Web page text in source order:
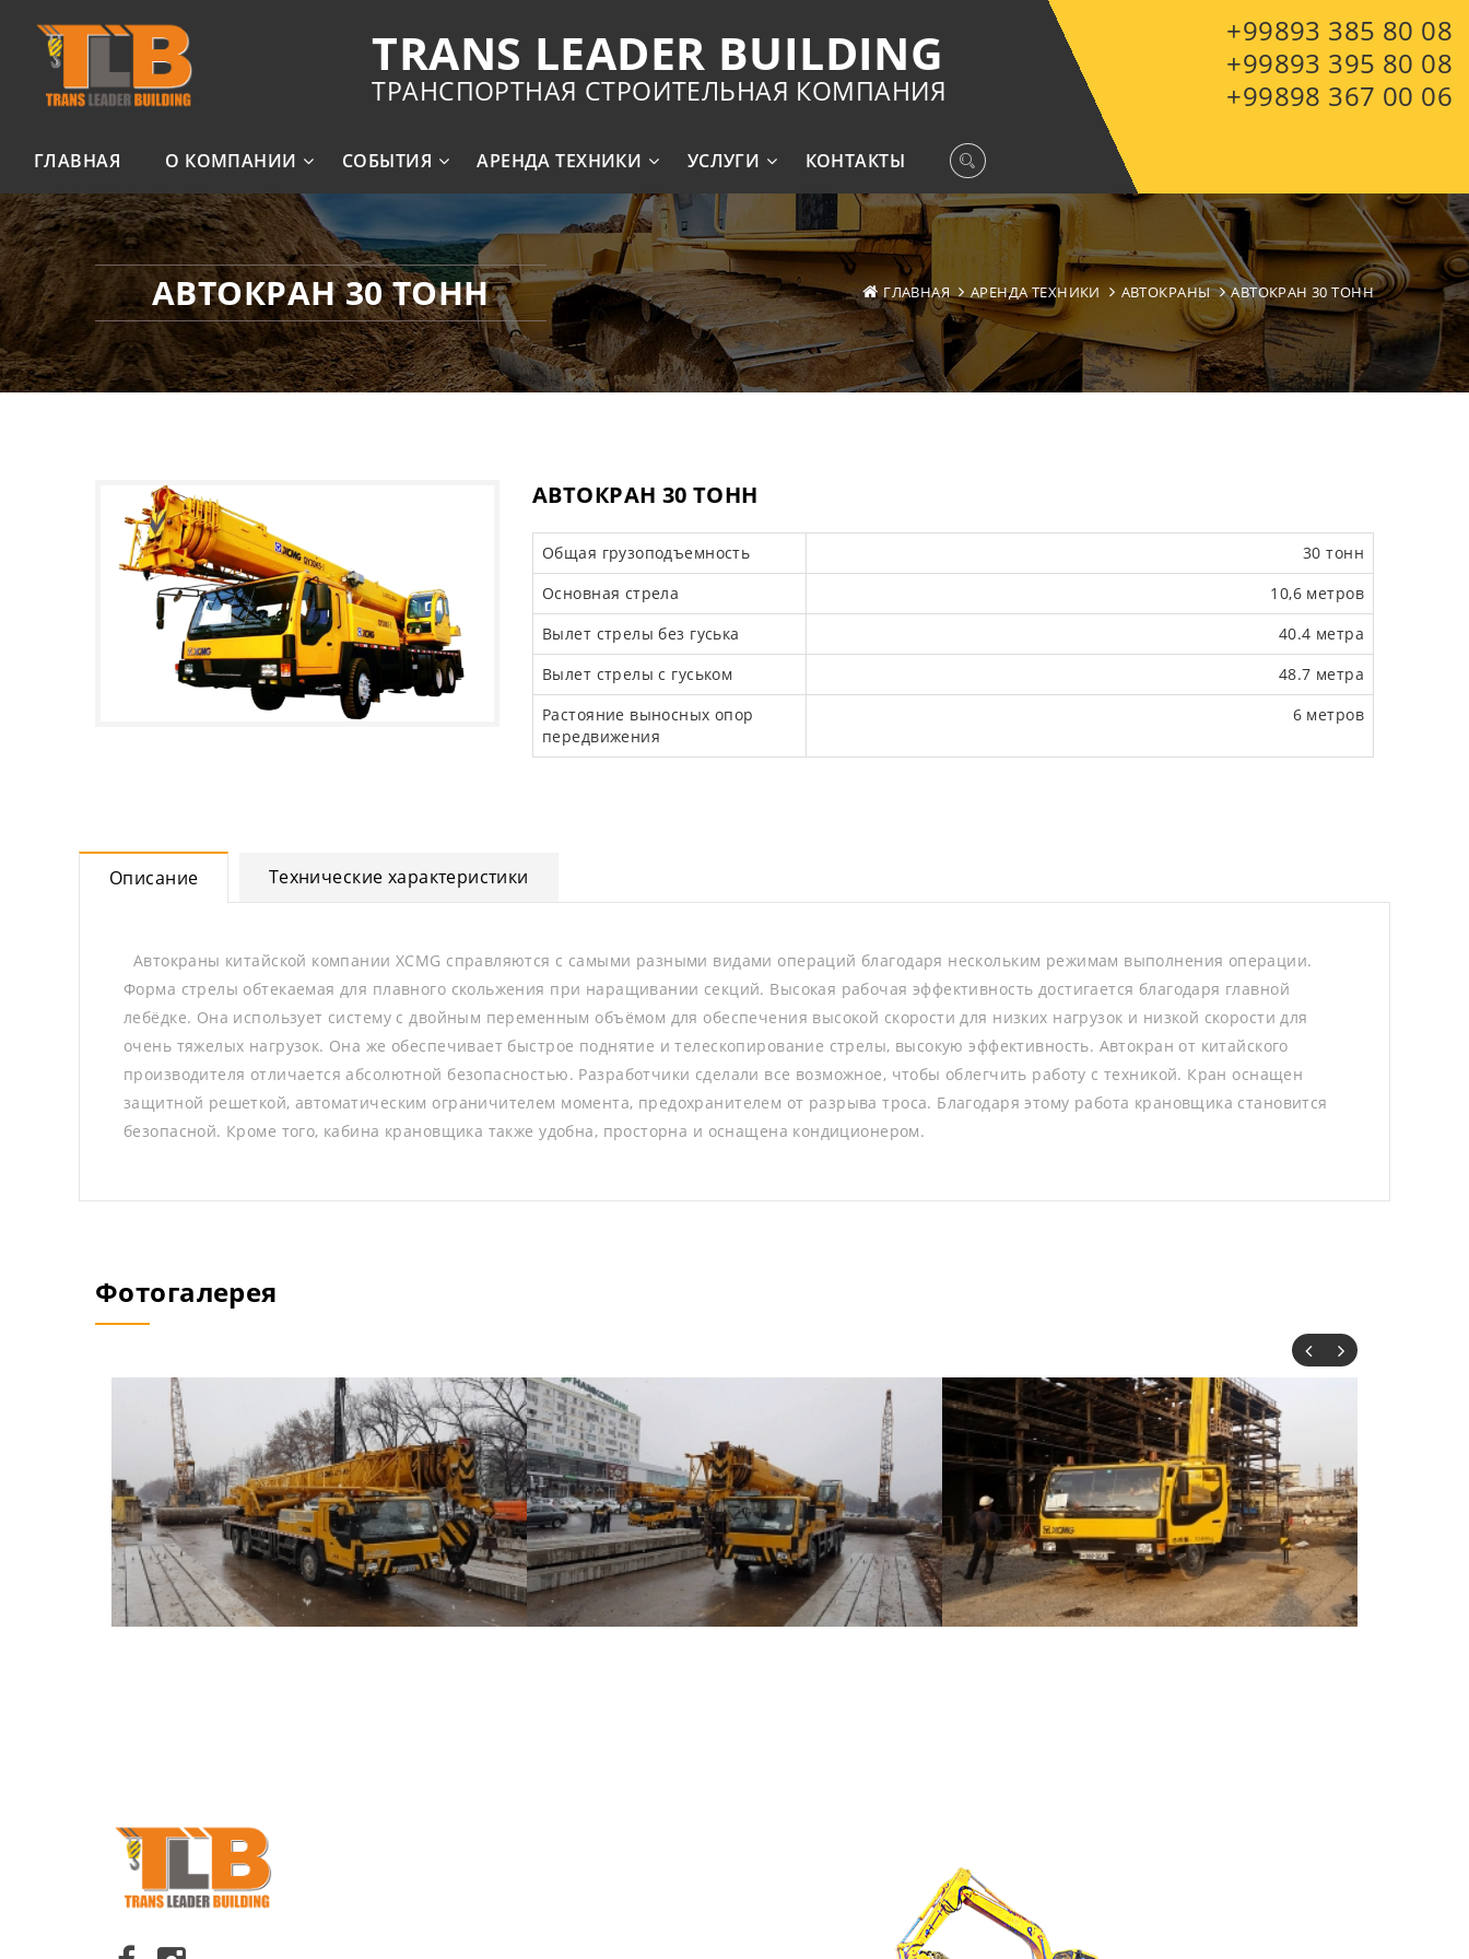
TRANS LEADER BUILDING
ТРАНСПОРТНАЯ СТРОИТЕЛЬНАЯ КОМПАНИЯ
+99893 385 80 08
+99893 395 80 08
+99898 367 00 06
ГЛАВНАЯ О КОМПАНИИ СОБЫТИЯ АРЕНДА ТЕХНИКИ УСЛУГИ КОНТАКТЫ
АВТОКРАН 30 ТОНН ГЛАВНАЯ АРЕНДА ТЕХНИКИ АВТОКРАНЫ АВТОКРАН 30 ТОНН
АВТОКРАН 30 ТОНН
Общая грузоподъемность
30 тонн
Основная стрела
10,6 метров
Вылет стрелы без гуська
40.4 метра
Вылет стрелы с гуськом
48.7 метра
Растояние выносных опор
передвижения
6 метров
Описание Технические характеристики
Автокраны китайской компании XCMG справляются с самыми разными видами операций благодаря нескольким режимам выполнения операции.
Форма стрелы обтекаемая для плавного скольжения при наращивании секций. Высокая рабочая эффективность достигается благодаря главной
лебёдке. Она использует систему с двойным переменным объёмом для обеспечения высокой скорости для низких нагрузок и низкой скорости для
очень тяжелых нагрузок. Она же обеспечивает быстрое поднятие и телескопирование стрелы, высокую эффективность. Автокран от китайского
производителя отличается абсолютной безопасностью. Разработчики сделали все возможное, чтобы облегчить работу с техникой. Кран оснащен
защитной решеткой, автоматическим ограничителем момента, предохранителем от разрыва троса. Благодаря этому работа крановщика становится
безопасной. Кроме того, кабина крановщика также удобна, просторна и оснащена кондиционером.
Фотогалерея